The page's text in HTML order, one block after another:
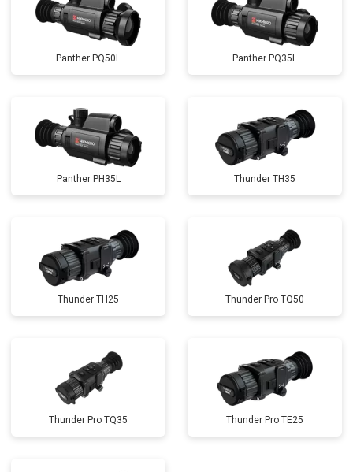
Panther PQ50L Panther PQ35L
Panther PH35L Thunder TH35
Thunder TH25 Thunder Pro TQ50
Thunder Pro TQ35 Thunder Pro TE25